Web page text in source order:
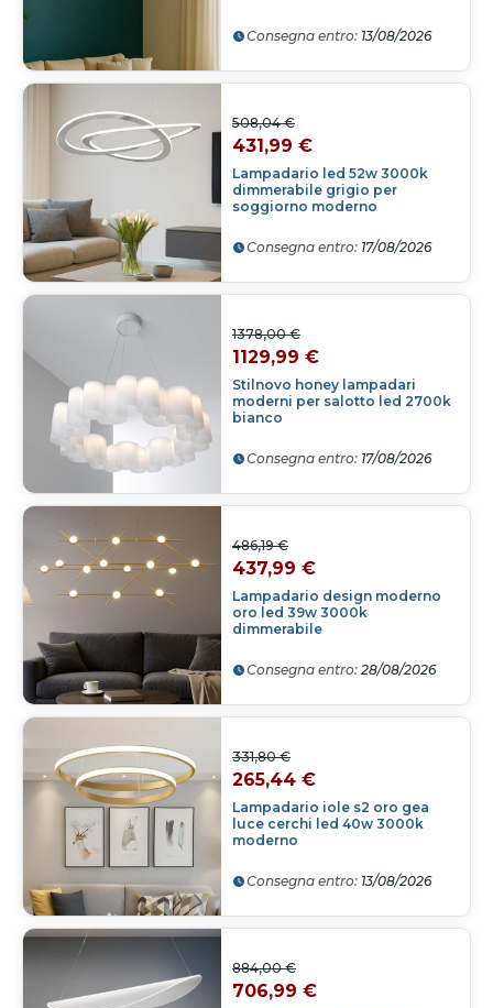
Consegna entro: 13/08/2026
Lampadario led 52w 3000k
dimmerabile grigio per
soggiorno moderno
508,04 €
431,99 €
Consegna entro: 17/08/2026
Stilnovo honey lampadari
moderni per salotto led 2700k
bianco
1378,00 €
1129,99 €
Consegna entro: 17/08/2026
Lampadario design moderno
oro led 39w 3000k
dimmerabile
486,19 €
437,99 €
Consegna entro: 28/08/2026
Lampadario iole s2 oro gea
luce cerchi led 40w 3000k
moderno
331,80 €
265,44 €
Consegna entro: 13/08/2026
884,00 €
706,99 €